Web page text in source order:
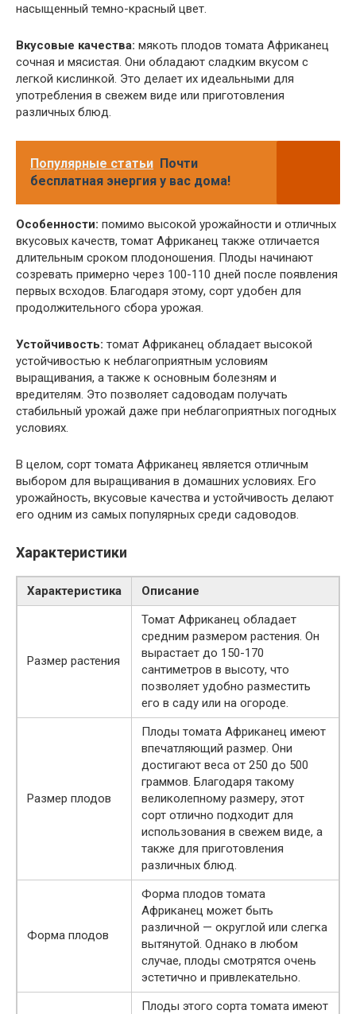
насыщенный темно-красный цвет.
Вкусовые качества: мякоть плодов томата Африканец
сочная и мясистая. Они обладают сладким вкусом с
легкой кислинкой. Это делает их идеальными для
употребления в свежем виде или приготовления
различных блюд.
Популярные статьи Почти
бесплатная энергия у вас дома!
Особенности: помимо высокой урожайности и отличных
вкусовых качеств, томат Африканец также отличается
длительным сроком плодоношения. Плоды начинают
созревать примерно через 100-110 дней после появления
первых всходов. Благодаря этому, сорт удобен для
продолжительного сбора урожая.
Устойчивость: томат Африканец обладает высокой
устойчивостью к неблагоприятным условиям
выращивания, а также к основным болезням и
вредителям. Это позволяет садоводам получать
стабильный урожай даже при неблагоприятных погодных
условиях.
В целом, сорт томата Африканец является отличным
выбором для выращивания в домашних условиях. Его
урожайность, вкусовые качества и устойчивость делают
его одним из самых популярных среди садоводов.
Характеристики
Характеристика Описание
Размер растения
Томат Африканец обладает
средним размером растения. Он
вырастает до 150-170
сантиметров в высоту, что
позволяет удобно разместить
его в саду или на огороде.
Размер плодов
Плоды томата Африканец имеют
впечатляющий размер. Они
достигают веса от 250 до 500
граммов. Благодаря такому
великолепному размеру, этот
сорт отлично подходит для
использования в свежем виде, а
также для приготовления
различных блюд.
Форма плодов
Форма плодов томата
Африканец может быть
различной — округлой или слегка
вытянутой. Однако в любом
случае, плоды смотрятся очень
эстетично и привлекательно.
Плоды этого сорта томата имеют